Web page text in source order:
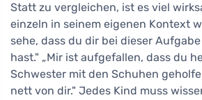
Statt zu vergleichen, ist es viel
einzeln in seinem eigenen Kontext
sehe, dass du dir bei dieser
hast." „Mir ist aufgefallen, dass du
Schwester mit den Schuhen
nett von dir." Jedes Kind muss